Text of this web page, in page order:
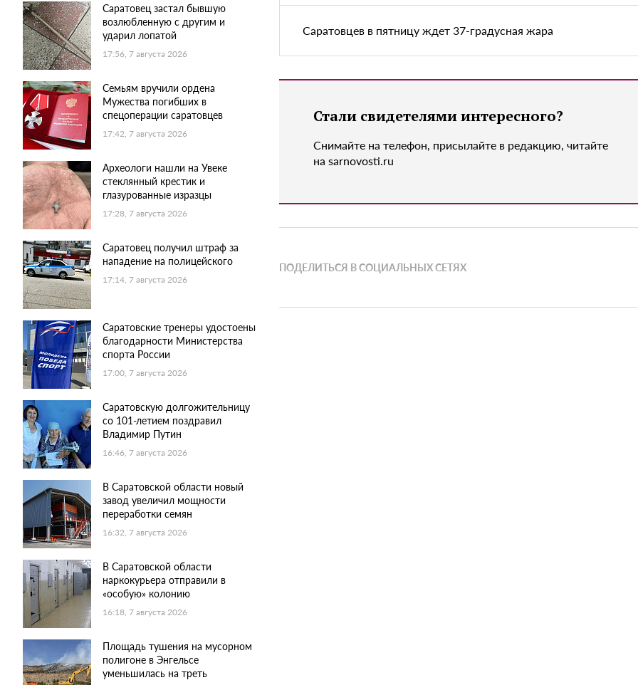
Саратовец застал бывшую
возлюбленную с другим и
ударил лопатой
17:56, 7 августа 2026
Семьям вручили ордена
Мужества погибших в
спецоперации саратовцев
17:42, 7 августа 2026
Археологи нашли на Увеке
стеклянный крестик и
глазурованные изразцы
17:28, 7 августа 2026
Саратовец получил штраф за
нападение на полицейского
17:14, 7 августа 2026
Саратовские тренеры удостоены
благодарности Министерства
спорта России
17:00, 7 августа 2026
Саратовскую долгожительницу
со 101-летием поздравил
Владимир Путин
16:46, 7 августа 2026
В Саратовской области новый
завод увеличил мощности
переработки семян
16:32, 7 августа 2026
В Саратовской области
наркокурьера отправили в
«особую» колонию
16:18, 7 августа 2026
Площадь тушения на мусорном
полигоне в Энгельсе
уменьшилась на треть
Саратовцев в пятницу ждет 37-градусная жара
Стали свидетелями интересного?
Снимайте на телефон, присылайте в редакцию, читайте
на sarnovosti.ru
ПОДЕЛИТЬСЯ В СОЦИАЛЬНЫХ СЕТЯХ